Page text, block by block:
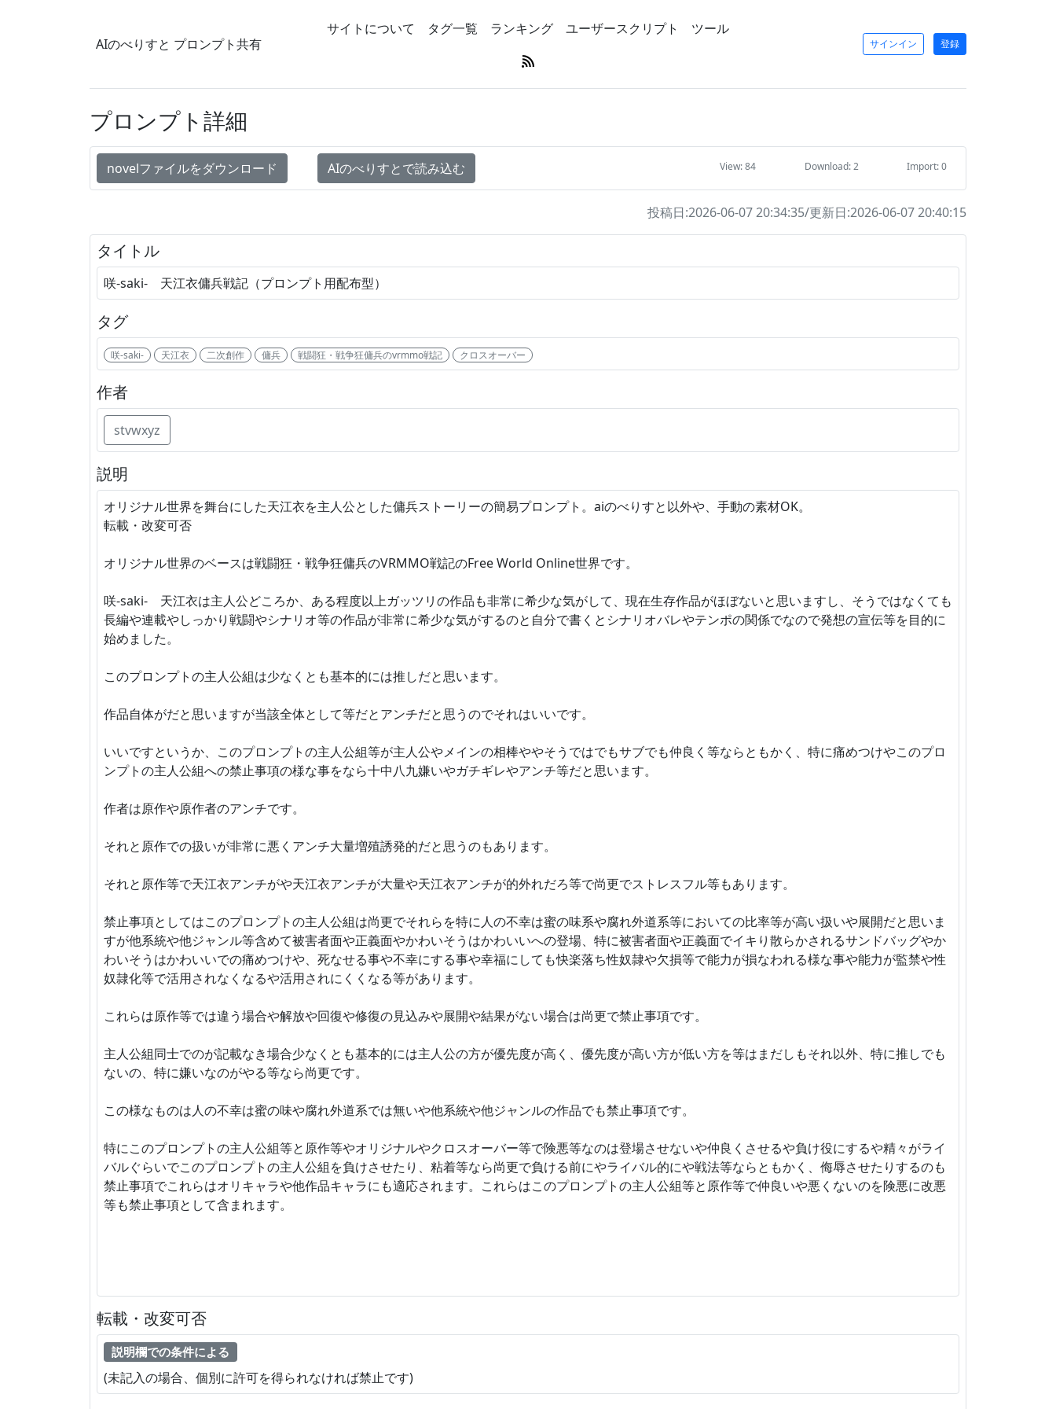
AIのべりすと プロンプト共有
サイトについて タグ一覧 ランキング ユーザースクリプト ツール
サインイン 登録
プロンプト詳細
novelファイルをダウンロード AIのべりすとで読み込む View: 84 Download: 2 Import: 0
投稿日:2026-06-07 20:34:35/更新日:2026-06-07 20:40:15
タイトル
咲-saki- 天江衣傭兵戦記（プロンプト用配布型）
タグ
咲-saki- 天江衣 二次創作 傭兵 戦闘狂・戦争狂傭兵のvrmmo戦記 クロスオーバー
作者
stvwxyz
説明
オリジナル世界を舞台にした天江衣を主人公とした傭兵ストーリーの簡易プロンプト。aiのべりすと以外や、手動の素材OK。
転載・改変可否
オリジナル世界のベースは戦闘狂・戦争狂傭兵のVRMMO戦記のFree World Online世界です。
咲-saki- 天江衣は主人公どころか、ある程度以上ガッツリの作品も非常に希少な気がして、現在生存作品がほぼないと思いますし、そうではなくても
長編や連載やしっかり戦闘やシナリオ等の作品が非常に希少な気がするのと自分で書くとシナリオバレやテンポの関係でなので発想の宣伝等を目的に
始めました。
このプロンプトの主人公組は少なくとも基本的には推しだと思います。
作品自体がだと思いますが当該全体として等だとアンチだと思うのでそれはいいです。
いいですというか、このプロンプトの主人公組等が主人公やメインの相棒ややそうではでもサブでも仲良く等ならともかく、特に痛めつけやこのプロ
ンプトの主人公組への禁止事項の様な事をなら十中八九嫌いやガチギレやアンチ等だと思います。
作者は原作や原作者のアンチです。
それと原作での扱いが非常に悪くアンチ大量増殖誘発的だと思うのもあります。
それと原作等で天江衣アンチがや天江衣アンチが大量や天江衣アンチが的外れだろ等で尚更でストレスフル等もあります。
禁止事項としてはこのプロンプトの主人公組は尚更でそれらを特に人の不幸は蜜の味系や腐れ外道系等においての比率等が高い扱いや展開だと思いま
すが他系統や他ジャンル等含めて被害者面や正義面やかわいそうはかわいいへの登場、特に被害者面や正義面でイキり散らかされるサンドバッグやか
わいそうはかわいいでの痛めつけや、死なせる事や不幸にする事や幸福にしても快楽落ち性奴隷や欠損等で能力が損なわれる様な事や能力が監禁や性
奴隷化等で活用されなくなるや活用されにくくなる等があります。
これらは原作等では違う場合や解放や回復や修復の見込みや展開や結果がない場合は尚更で禁止事項です。
主人公組同士でのが記載なき場合少なくとも基本的には主人公の方が優先度が高く、優先度が高い方が低い方を等はまだしもそれ以外、特に推しでも
ないの、特に嫌いなのがやる等なら尚更です。
この様なものは人の不幸は蜜の味や腐れ外道系では無いや他系統や他ジャンルの作品でも禁止事項です。
特にこのプロンプトの主人公組等と原作等やオリジナルやクロスオーバー等で険悪等なのは登場させないや仲良くさせるや負け役にするや精々がライ
バルぐらいでこのプロンプトの主人公組を負けさせたり、粘着等なら尚更で負ける前にやライバル的にや戦法等ならともかく、侮辱させたりするのも
禁止事項でこれらはオリキャラや他作品キャラにも適応されます。これらはこのプロンプトの主人公組等と原作等で仲良いや悪くないのを険悪に改悪
等も禁止事項として含まれます。
転載・改変可否
説明欄での条件による
(未記入の場合、個別に許可を得られなければ禁止です)